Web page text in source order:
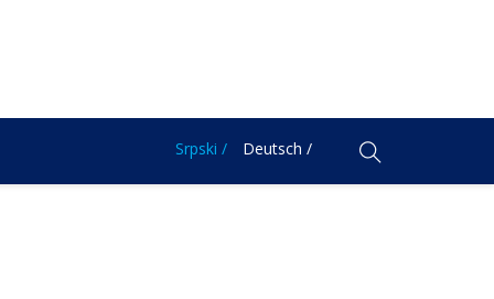
Srpski / Deutsch /